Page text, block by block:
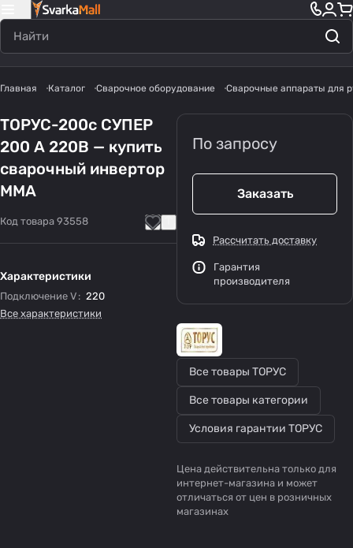
Главная Каталог Сварочное оборудование Сварочные аппараты для
ТОРУС-200с СУПЕР
200 А 220В — купить
сварочный инвертор
MMA
Код товара 93558
Характеристики
Подключение V : 220
Все характеристики
По запросу
Заказать
Рассчитать доставку
Гарантия
производителя
Все товары ТОРУС
Все товары категории
Условия гарантии ТОРУС
Цена действительна только для
интернет-магазина и может
отличаться от цен в розничных
магазинах